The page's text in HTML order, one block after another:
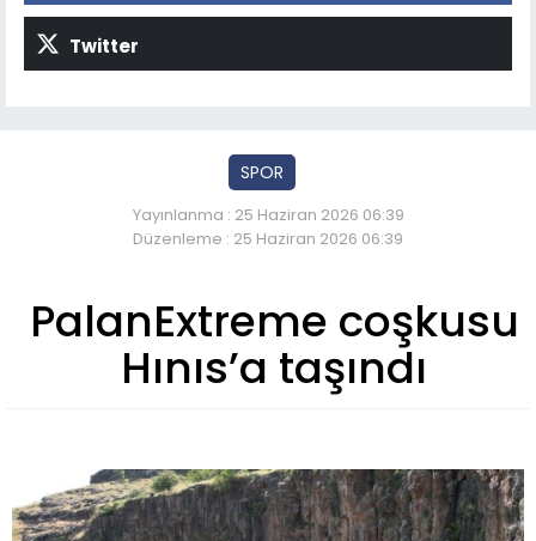
Twitter
SPOR
Yayınlanma : 25 Haziran 2026 06:39
Düzenleme : 25 Haziran 2026 06:39
PalanExtreme coşkusu
Hınıs’a taşındı